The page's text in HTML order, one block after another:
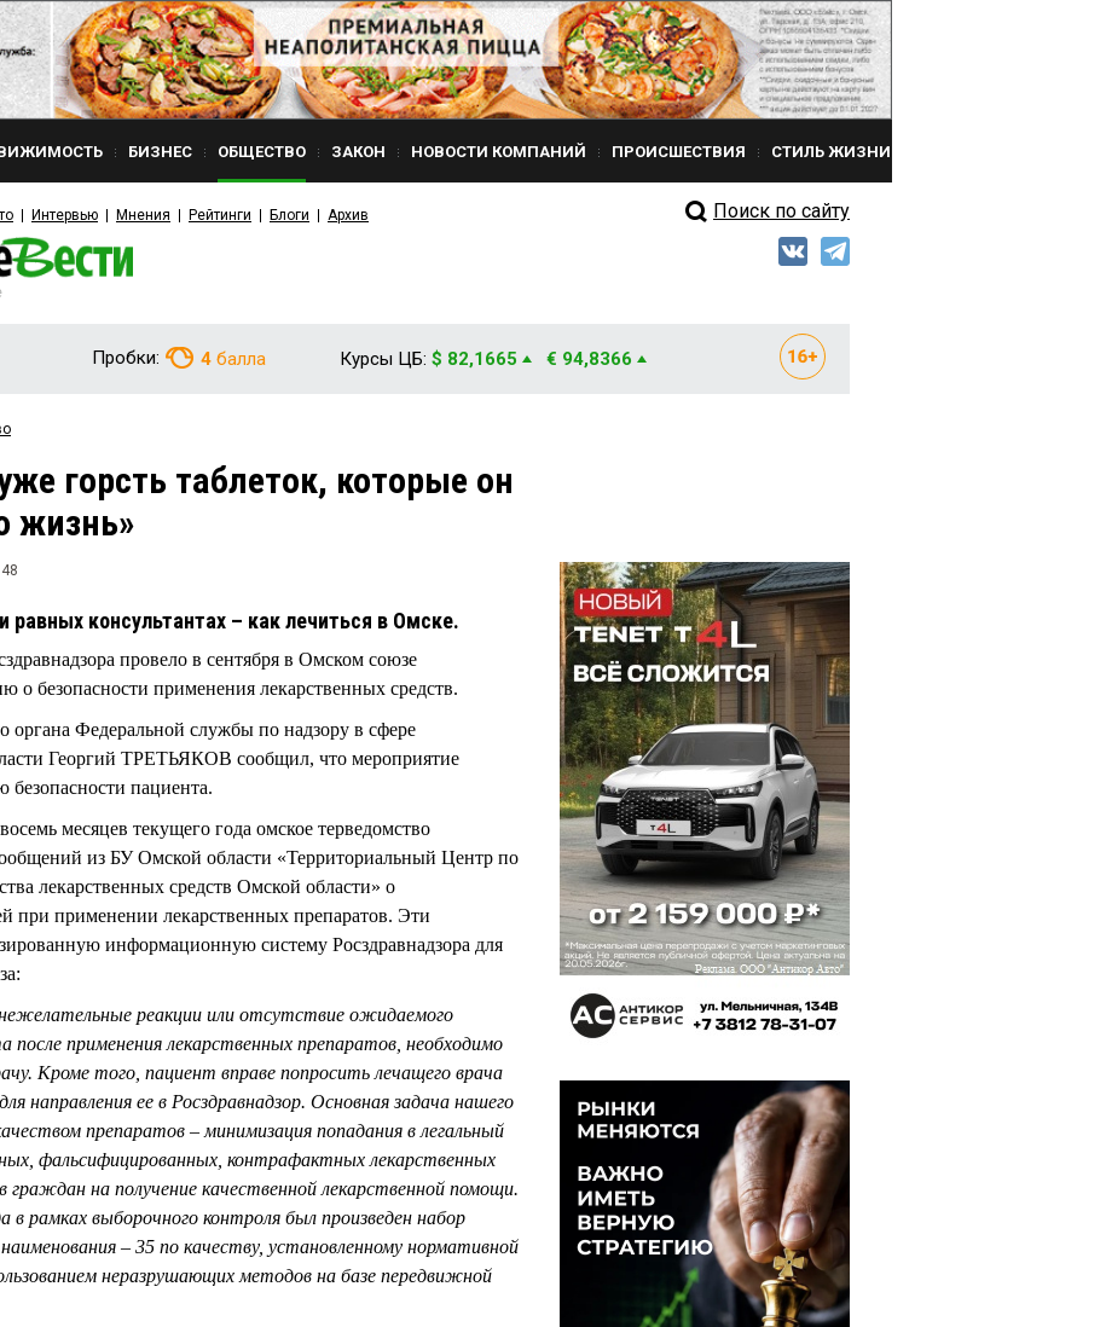
БИЗНЕС ОБЩЕСТВО ЗАКОН НОВОСТИ КОМПАНИЙ ПРОИСШЕСТВИЯ СТИЛЬ ЖИЗНИ
Интервью Мнения Рейтинги Блоги Архив Поиск по сайту
Пробки: 4 балла Курсы ЦБ: $ 82,1665 € 94,8366
горсть таблеток, которые он
жизнь»
равных консультантах – как лечиться в Омске.
провело в сентября в Омском союзе
о безопасности применения лекарственных средств.
органа Федеральной службы по надзору в сфере
Георгий ТРЕТЬЯКОВ сообщил, что мероприятие
пациента.
месяцев текущего года омское терведомство
из БУ Омской области «Территориальный Центр по
лекарственных средств Омской области» о
при применении лекарственных препаратов. Эти
информационную систему Росздравнадзора для
реакции или отсутствие ожидаемого
после применения лекарственных препаратов, необходимо
Кроме того, пациент вправе попросить лечащего врача
направления ее в Росздравнадзор. Основная задача нашего
препаратов – минимизация попадания в легальный
фальсифицированных, контрафактных лекарственных
граждан на получение качественной лекарственной помощи.
в рамках выборочного контроля был произведен набор
– 35 по качеству, установленному нормативной
неразрушающих методов на базе передвижной